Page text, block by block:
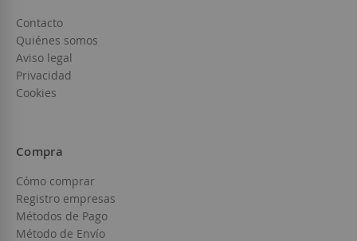
Contacto
Quiénes somos
Aviso legal
Privacidad
Cookies
Compra
Cómo comprar
Registro empresas
Métodos de Pago
Método de Envío